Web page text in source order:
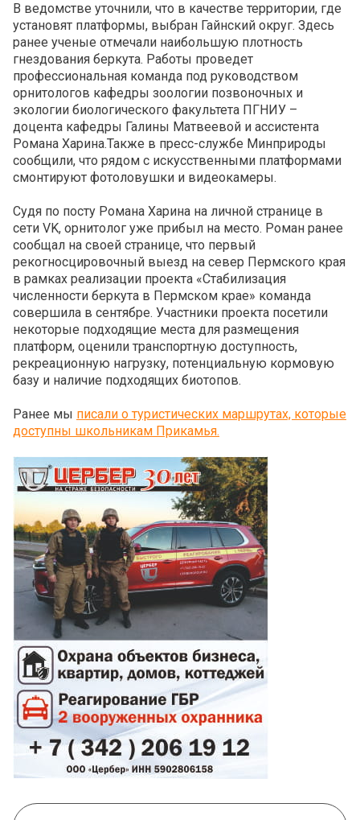
В ведомстве уточнили, что в качестве территории, где
установят платформы, выбран Гайнский округ. Здесь
ранее ученые отмечали наибольшую плотность
гнездования беркута. Работы проведет
профессиональная команда под руководством
орнитологов кафедры зоологии позвоночных и
экологии биологического факультета ПГНИУ –
доцента кафедры Галины Матвеевой и ассистента
Романа Харина.Также в пресс-службе Минприроды
сообщили, что рядом с искусственными платформами
смонтируют фотоловушки и видеокамеры.
Судя по посту Романа Харина на личной странице в
сети VK, орнитолог уже прибыл на место. Роман ранее
сообщал на своей странице, что первый
рекогносцировочный выезд на север Пермского края
в рамках реализации проекта «Стабилизация
численности беркута в Пермском крае» команда
совершила в сентябре. Участники проекта посетили
некоторые подходящие места для размещения
платформ, оценили транспортную доступность,
рекреационную нагрузку, потенциальную кормовую
базу и наличие подходящих биотопов.
Ранее мы писали о туристических маршрутах, которые
доступны школьникам Прикамья.